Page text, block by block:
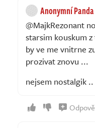
Anonymní Panda
@MajkRezonant
starsim kouskum
by ve me vnitrne
prozivat znovu ...
nejsem nostalgik